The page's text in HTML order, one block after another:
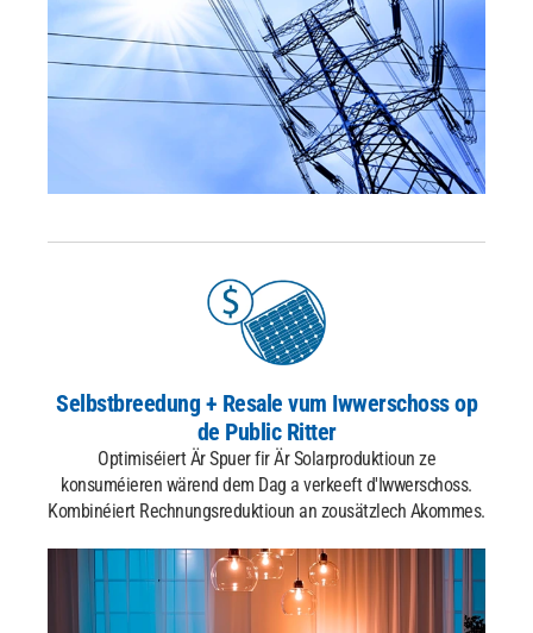
Selbstbreedung + Resale vum Iwwerschoss op
de Public Ritter
Optimiséiert Är Spuer fir Är Solarproduktioun ze
konsuméieren wärend dem Dag a verkeeft d'Iwwerschoss.
Kombinéiert Rechnungsreduktioun an zousätzlech Akommes.